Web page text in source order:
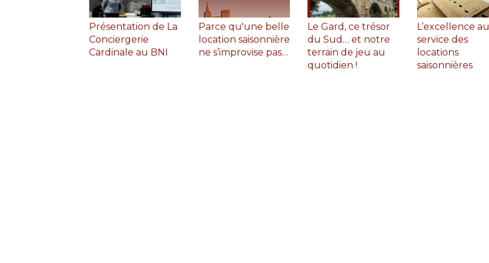
Présentation de La
Conciergerie
Cardinale au BNI
Parce qu'une belle
location saisonnière
ne s’improvise pas…
Le Gard, ce trésor
du Sud… et notre
terrain de jeu au
quotidien !
L’excellence au
service des
locations
saisonnières